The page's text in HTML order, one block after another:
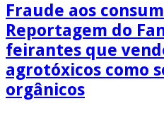
Fraude aos
Reportagem do
feirantes que
agrotóxicos como
orgânicos